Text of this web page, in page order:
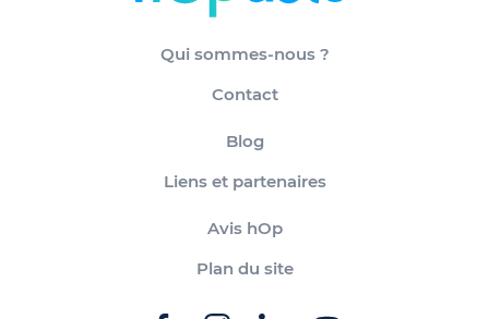
Qui sommes-nous ?
Contact
Blog
Liens et partenaires
Avis hOp
Plan du site